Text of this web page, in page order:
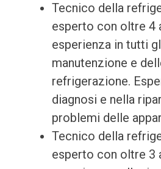
Tecnico della
esperto con oltre 4
esperienza in tutti
manutenzione e
refrigerazione.
diagnosi e nella
problemi delle
Tecnico della
esperto con oltre 3